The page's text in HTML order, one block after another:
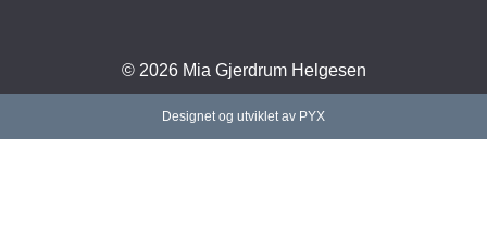
© 2026 Mia Gjerdrum Helgesen
Designet og utviklet av PYX